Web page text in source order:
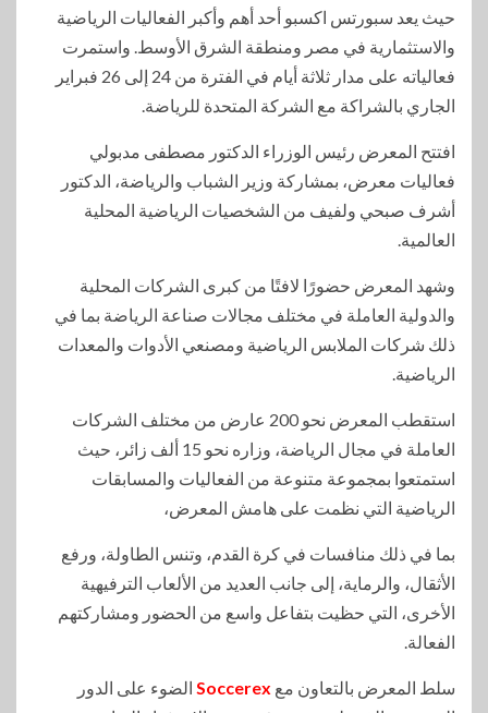
حيث يعد سبورتس اكسبو أحد أهم وأكبر الفعاليات الرياضية
والاستثمارية في مصر ومنطقة الشرق الأوسط. واستمرت
فعالياته على مدار ثلاثة أيام في الفترة من 24 إلى 26 فبراير
الجاري بالشراكة مع الشركة المتحدة للرياضة.
افتتح المعرض رئيس الوزراء الدكتور مصطفى مدبولي
فعاليات معرض، بمشاركة وزير الشباب والرياضة، الدكتور
أشرف صبحي ولفيف من الشخصيات الرياضية المحلية
العالمية.
وشهد المعرض حضورًا لافتًا من كبرى الشركات المحلية
والدولية العاملة في مختلف مجالات صناعة الرياضة بما في
ذلك شركات الملابس الرياضية ومصنعي الأدوات والمعدات
الرياضية.
استقطب المعرض نحو 200 عارض من مختلف الشركات
العاملة في مجال الرياضة، وزاره نحو 15 ألف زائر، حيث
استمتعوا بمجموعة متنوعة من الفعاليات والمسابقات
الرياضية التي نظمت على هامش المعرض،
بما في ذلك منافسات في كرة القدم، وتنس الطاولة، ورفع
الأثقال، والرماية، إلى جانب العديد من الألعاب الترفيهية
الأخرى، التي حظيت بتفاعل واسع من الحضور ومشاركتهم
الفعالة.
سلط المعرض بالتعاون مع Soccerex الضوء على الدور